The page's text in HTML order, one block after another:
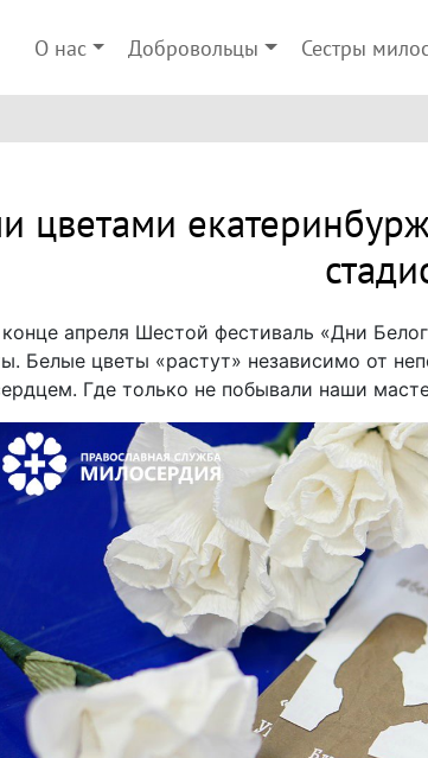
О нас Добровольцы Сестры
цветами
апреля Шестой фестиваль «Дни
Белые цветы «растут» независимо от
Где только не побывали наши